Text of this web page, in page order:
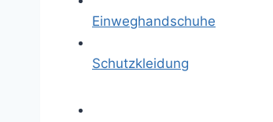
Einweghandschuhe
Schutzkleidung